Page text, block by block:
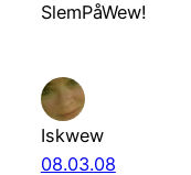
SlemPåWew!
Iskwew
08.03.08